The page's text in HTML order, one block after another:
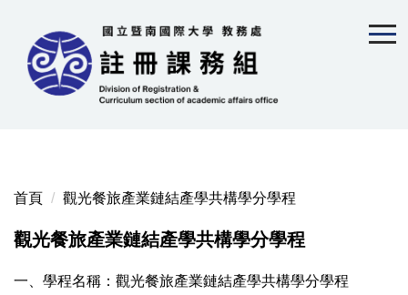
首頁 觀光餐旅產業鏈結產學共構學分學程
觀光餐旅產業鏈結產學共構學分學程
一、學程名稱：觀光餐旅產業鏈結產學共構學分學程